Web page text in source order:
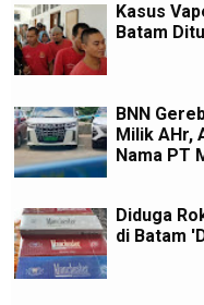
Kasus
Batam
BNN
Milik AHr,
Nama PT
Diduga
di Batam